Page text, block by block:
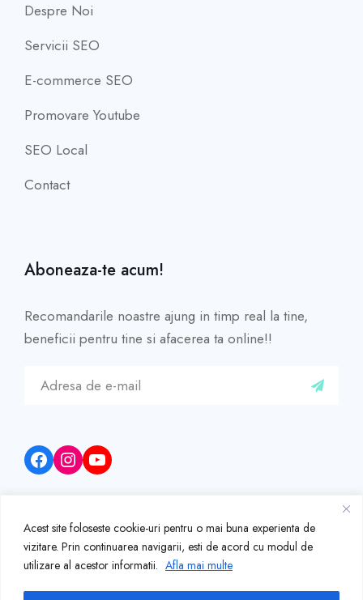
Acest site foloseste cookie-uri pentru o mai buna experienta de
vizitare. Prin continuarea navigarii, esti de acord cu modul de
utilizare al acestor informatii. Afla mai multe
Despre Noi
Servicii SEO
E-commerce SEO
Promovare Youtube
SEO Local
Contact
Aboneaza-te acum!
Recomandarile noastre ajung in timp real la tine,
beneficii pentru tine si afacerea ta online!!
Facebook Instagram YouTube
COPYRIGHT ©2014-2026 SERVICII SEO ROMANIA.